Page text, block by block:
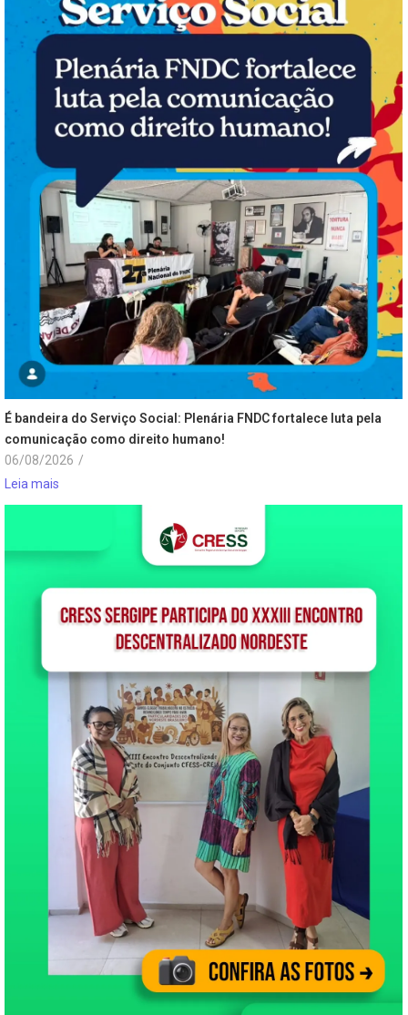
É bandeira do Serviço Social: Plenária FNDC fortalece luta pela
comunicação como direito humano!
06/08/2026 /
Leia mais